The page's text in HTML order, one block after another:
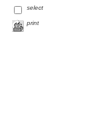
select
print